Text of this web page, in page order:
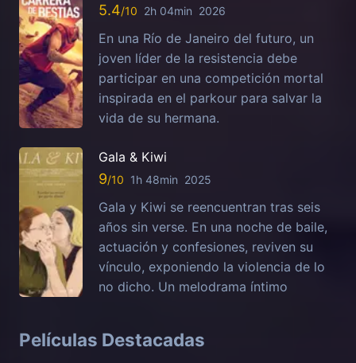
5.4 2h 04min 2026
En una Río de Janeiro del futuro, un
joven líder de la resistencia debe
participar en una competición mortal
inspirada en el parkour para salvar la
vida de su hermana.
Gala & Kiwi
9 1h 48min 2025
Gala y Kiwi se reencuentran tras seis
años sin verse. En una noche de baile,
actuación y confesiones, reviven su
vínculo, exponiendo la violencia de lo
no dicho. Un melodrama íntimo
Películas Destacadas